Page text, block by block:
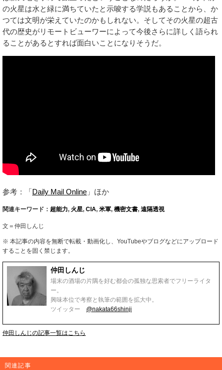
の火星は水と緑に満ちていたと示唆する学説もあることから、か
つては文明が栄えていたのかもしれない。そしてその火星の超古
代の歴史がリモートビューワーによって今後さらに詳しく語られ
ることがあるとすれば面白いことになりそうだ。
参考：「Daily Mail Online 」ほか
関連キーワード： 超能力, 火星, CIA, 米軍, 機密文書, 遠隔透視
文＝仲田しんじ
※ 本記事の内容を無断で転載・動画化し、YouTubeやブログなどにアップロード
することを固く禁じます。
仲田しんじ
場末の酒場の片隅を好む都会の孤独な思索者でフリーライタ
ー。
興味本位で考察と執筆の範囲を拡大中。
ツイッター @nakata66shinji
仲田しんじの記事一覧はこちら
関連記事